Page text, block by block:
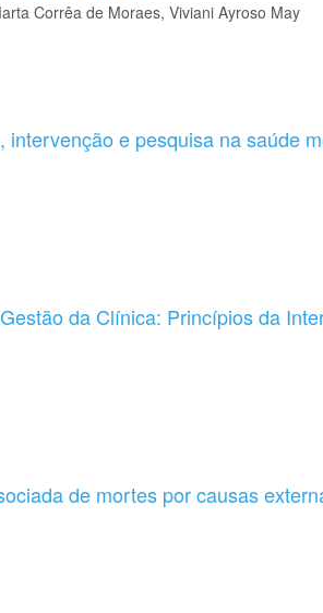
Corrêa de Moraes, Viviani Ayroso May
intervenção e pesquisa na saúde
da Clínica: Princípios da
de mortes por causas